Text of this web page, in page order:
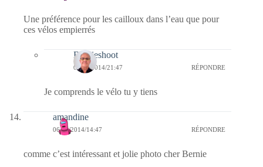
Une préférence pour les cailloux dans l’eau que pour
ces vélos empierrés
Bernieshoot
06/09/2014/21:47 RÉPONDRE
Je comprends le vélo tu y tiens
amandine
06/09/2014/14:47 RÉPONDRE
comme c’est intéressant et jolie photo cher Bernie